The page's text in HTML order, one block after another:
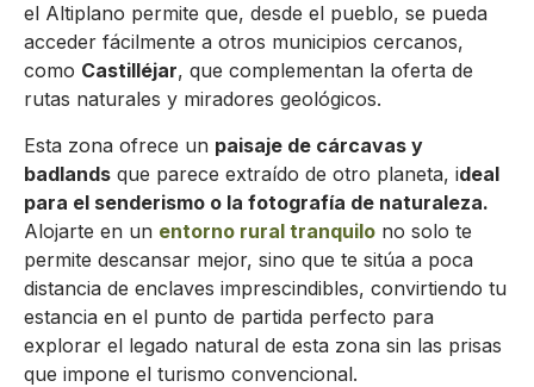
el Altiplano permite que, desde el pueblo, se pueda
acceder fácilmente a otros municipios cercanos,
como Castilléjar, que complementan la oferta de
rutas naturales y miradores geológicos.
Esta zona ofrece un paisaje de cárcavas y
badlands que parece extraído de otro planeta, ideal
para el senderismo o la fotografía de naturaleza.
Alojarte en un entorno rural tranquilo no solo te
permite descansar mejor, sino que te sitúa a poca
distancia de enclaves imprescindibles, convirtiendo tu
estancia en el punto de partida perfecto para
explorar el legado natural de esta zona sin las prisas
que impone el turismo convencional.